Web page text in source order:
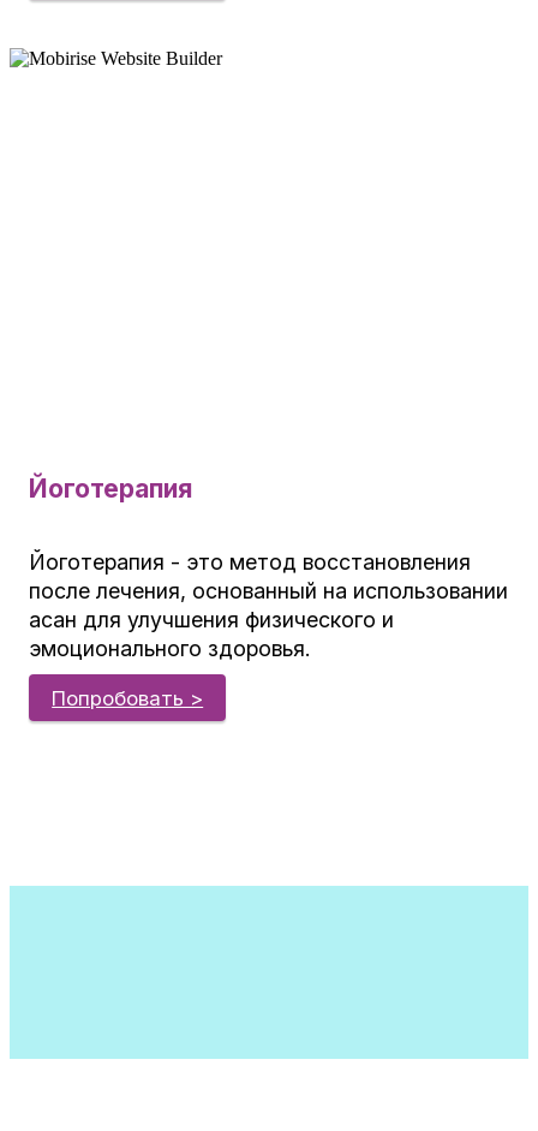
Йоготерапия
Йоготерапия - это метод восстановления
после лечения, основанный на использовании
асан для улучшения физического и
эмоционального здоровья.
Попробовать >